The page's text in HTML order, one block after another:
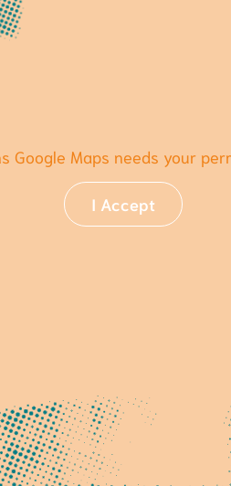
Google Maps needs your
I Accept